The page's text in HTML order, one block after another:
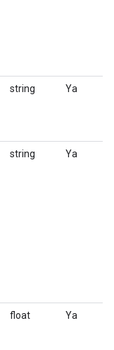
string Ya
string Ya
float Ya